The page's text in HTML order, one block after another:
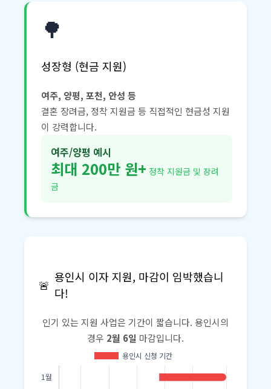
🌳
성장형 (현금 지원)
여주, 양평, 포천, 안성 등
결혼 장려금, 정착 지원금 등 직접적인 현금성 지원
이 강력합니다.
여주/양평 예시
최대 200만 원+ 정착 지원금 및 장려
금
🚨
용인시 이자 지원, 마감이 임박했습니
다!
인기 있는 지원 사업은 기간이 짧습니다. 용인시의
경우 2월 6일 마감입니다.